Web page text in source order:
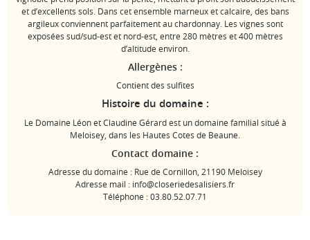
et d’excellents sols. Dans cet ensemble marneux et calcaire, des bans
argileux conviennent parfaitement au chardonnay. Les vignes sont
exposées sud/sud-est et nord-est, entre 280 mètres et 400 mètres
d’altitude environ.
Allergènes :
Contient des sulfites
Histoire du domaine :
Le Domaine Léon et Claudine Gérard est un domaine familial situé à
Meloisey, dans les Hautes Cotes de Beaune.
Contact domaine :
Adresse du domaine : Rue de Cornillon, 21190 Meloisey
Adresse mail : info@closeriedesalisiers.fr
Téléphone : 03.80.52.07.71